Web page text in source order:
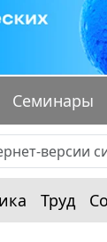
Семинары
Труд